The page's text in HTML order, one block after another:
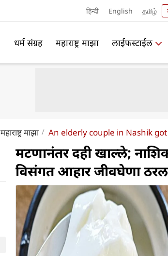
हिन्दी English தமிழ்
धर्म संग्रह महाराष्ट्र माझा लाईफस्टाईल
महाराष्ट्र माझा An elderly couple in Nashik
मटणानंतर दही खाल्ले;
विसंगत आहार जीवघेणा